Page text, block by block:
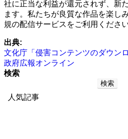
社に正当な利益が還元されず、新
ます。私たちが良質な作品を楽し
規の配信サービスをご利用ください
出典:
文化庁「侵害コンテンツのダウン
政府広報オンライン
検索
検索
人気記事